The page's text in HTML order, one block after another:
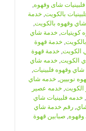
شاى وقهوه,
بالكويت, خدمة
وقهوه بالكويت,
كويتيات, خدمة شاي
, خدمة قهوة
الكويت, خدمة قهوة
الكويت, خدمه شاي
وقهوه فلبينيات,
نوبيين, خدمه شاي
, خدمه عصير
, خدمه فلبينيات شاي
,رقم خدمة شاي
وقهوه, صبابين قهوة